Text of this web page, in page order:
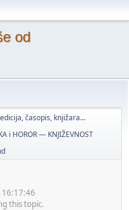
od
časopis, knjižara...
i HOROR — KNJIŽEVNOST
16:17:46
this topic.